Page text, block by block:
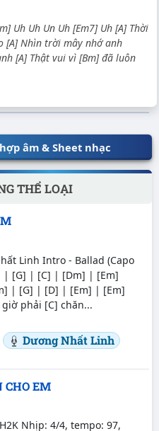
Uh Uh Un Uh [Em7] Uh [A] Thời
[A] Nhìn trời mây nhớ anh
[A] Thật vui vì [Bm] đã luôn
âm & Sheet nhạc
THỂ LOẠI
Linh Intro - Ballad (Capo
| [G] | [C] | [Dm] | [Em]
| [G] | [D] | [Em] | [Em]
phải [C] chăn...
Dương Nhất Linh
EM
Nhịp: 4/4, tempo: 97,